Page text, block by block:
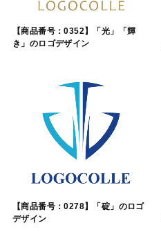
【商品番号：0352】「光」「輝
き」のロゴデザイン
【商品番号：0278】「碇」のロゴ
デザイン